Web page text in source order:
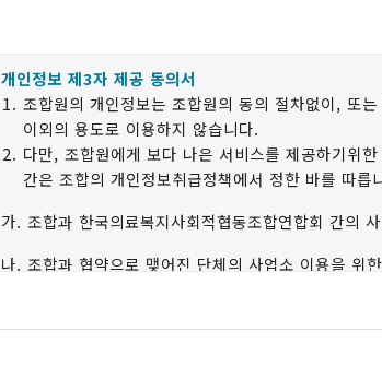
허위정보 등록 조합원의 조치
조합원이 타인의 정보를 도용하는 등으로 허위 정
개인정보의 열람 및 정정
조합원은 언제든지 제공한 개인정보를 열람하거나
개인정보 관리책임자 지정
조합은 조합원의 개인정보를 보호하고 개인정보와
실수 또는 제3자에게 대여로 개인정보가 유출되는
개인정보취급방침의 변경시 공지 의무
현재 개인정보 취급방침의 내용 추가, 삭제 및 수정
정보취급방침 시행일 : 2023.7.1.
개인정보 제3자 제공 동의서
조합원의 개인정보는 조합원의 동의 절차없이, 또
이외의 용도로 이용하지 않습니다.
다만, 조합원에게 보다 나은 서비스를 제공하기위
간은 조합의 개인정보취급정책에서 정한 바를 따릅
가. 조합과 한국의료복지사회적협동조합연합회 간의
나. 조합과 협약으로 맺어진 단체의 사업소 이용을 위
- 개인정보를 제공받는 자 : 사단법인 금율 결제원, (주